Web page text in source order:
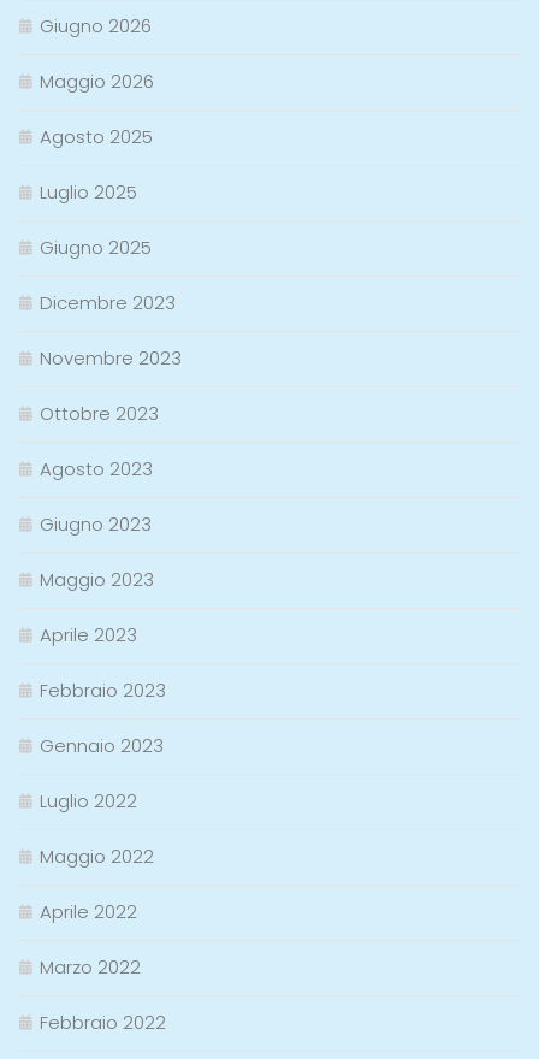
Giugno 2026
Maggio 2026
Agosto 2025
Luglio 2025
Giugno 2025
Dicembre 2023
Novembre 2023
Ottobre 2023
Agosto 2023
Giugno 2023
Maggio 2023
Aprile 2023
Febbraio 2023
Gennaio 2023
Luglio 2022
Maggio 2022
Aprile 2022
Marzo 2022
Febbraio 2022